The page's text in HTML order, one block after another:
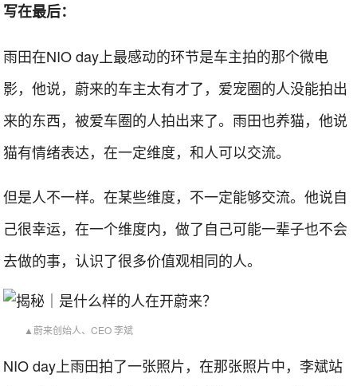
写在最后：
雨田在NIO day上最感动的环节是车主拍的那个微电
影，他说，蔚来的车主太有才了，爱宠圈的人没能拍出
来的东西，被爱车圈的人拍出来了。雨田也养猫，他说
猫有情绪表达，在一定维度，和人可以交流。
但是人不一样。在某些维度，不一定能够交流。他说自
己很幸运，在一个维度内，做了自己可能一辈子也不会
去做的事，认识了很多价值观相同的人。
▲蔚来创始人、CEO 李斌
NIO day上雨田拍了一张照片，在那张照片中，李斌站